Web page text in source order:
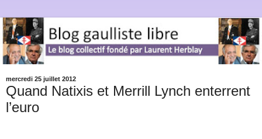
mercredi 25 juillet 2012
Quand Natixis et Merrill Lynch enterrent
l’euro